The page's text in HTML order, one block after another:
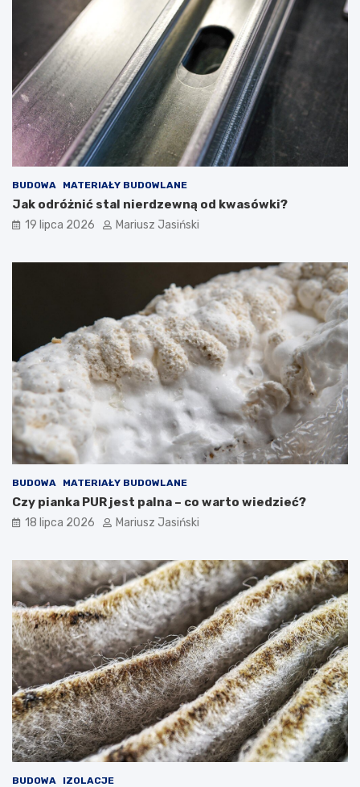
BUDOWA MATERIAŁY BUDOWLANE
Jak odróżnić stal nierdzewną od kwasówki?
19 lipca 2026 Mariusz Jasiński
BUDOWA MATERIAŁY BUDOWLANE
Czy pianka PUR jest palna – co warto wiedzieć?
18 lipca 2026 Mariusz Jasiński
BUDOWA IZOLACJE